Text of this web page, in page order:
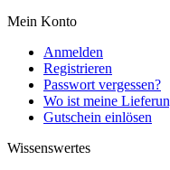
Mein Konto
Anmelden
Registrieren
Passwort vergessen?
Wo ist meine
Gutschein einlösen
Wissenswertes